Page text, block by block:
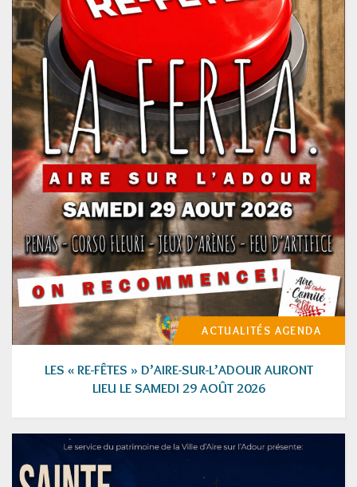
ACTUALITÉS AGENDA
LES « RE-FÊTES » D’AIRE-SUR-L’ADOUR AURONT
LIEU LE SAMEDI 29 AOÛT 2026